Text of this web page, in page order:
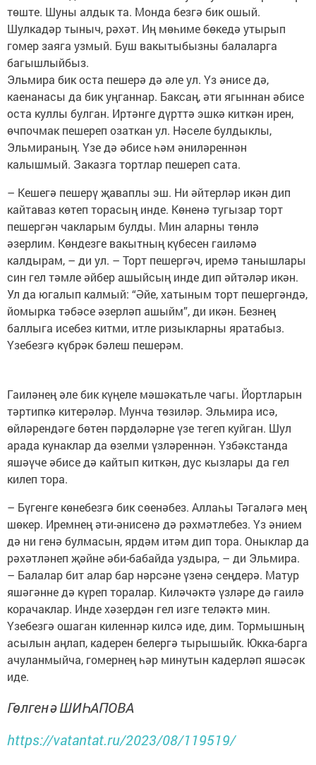
төште. Шуны алдык та. Монда безгә бик ошый.
Шулкадәр тыныч, рәхәт. Иң мөһиме бөкедә утырып
гомер заяга узмый. Буш вакытыбызны балаларга
багышлыйбыз.
Эльмира бик оста пешерә дә әле ул. Үз әнисе дә,
каенанасы да бик уңганнар. Баксаң, әти ягыннан әбисе
оста куллы булган. Иртәнге дүрттә эшкә киткән ирен,
өчпочмак пешереп озаткан ул. Нәселе булдыклы,
Эльмираның. Үзе дә әбисе һәм әниләреннән
калышмый. Заказга тортлар пешереп сата.
– Кешегә пешерү җаваплы эш. Ни әйтерләр икән дип
кайтаваз көтеп торасың инде. Көненә тугызар торт
пешергән чакларым булды. Мин аларны төнлә
әзерлим. Көндезге вакытның күбесен гаиләмә
калдырам, – ди ул. – Торт пешергәч, иремә танышлары
син гел тәмле әйбер ашыйсың инде дип әйтәләр икән.
Ул да югалып калмый: “Әйе, хатыным торт пешергәндә,
йомырка тәбәсе әзерләп ашыйм”, ди икән. Безнең
баллыга исебез китми, итле ризыкларны яратабыз.
Үзебезгә күбрәк бәлеш пешерәм.
Гаиләнең әле бик күңеле мәшәкатьле чагы. Йортларын
тәртипкә китерәләр. Мунча төзиләр. Эльмира исә,
өйләрендәге бөтен пәрдәләрне үзе тегеп куйган. Шул
арада кунаклар да өзелми үзләреннән. Үзбәкстанда
яшәүче әбисе дә кайтып киткән, дус кызлары да гел
килеп тора.
– Бүгенге көнебезгә бик сөенәбез. Аллаһы Тәгаләгә мең
шөкер. Иремнең әти-әнисенә дә рәхмәтлебез. Үз әнием
дә ни генә булмасын, ярдәм итәм дип тора. Оныклар да
рәхәтләнеп җәйне әби-бабайда уздыра, – ди Эльмира.
– Балалар бит алар бар нәрсәне үзенә сеңдерә. Матур
яшәгәнне дә күреп торалар. Киләчәктә үзләре дә гаилә
корачаклар. Инде хәзердән гел изге теләктә мин.
Үзебезгә ошаган киленнәр килсә иде, дим. Тормышның
асылын аңлап, кадерен белергә тырышыйк. Юкка-барга
ачуланмыйча, гомернең һәр минутын кадерләп яшәсәк
иде.
Гөлгенә ШИҺАПОВА
https://vatantat.ru/2023/08/119519/